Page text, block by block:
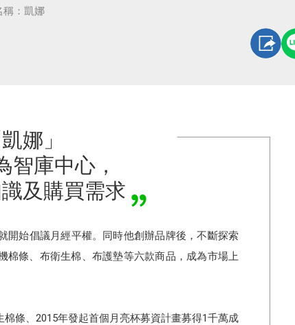
稱：凱娜
娜」
智庫中心，
及購買需求
開始倡議月經平權。同時他創辦品牌後，不斷探索
條、布衛⽣棉、布護墊等六款商品，成為市場上
條、2015年發起首個月亮杯募資計畫募得1千萬成